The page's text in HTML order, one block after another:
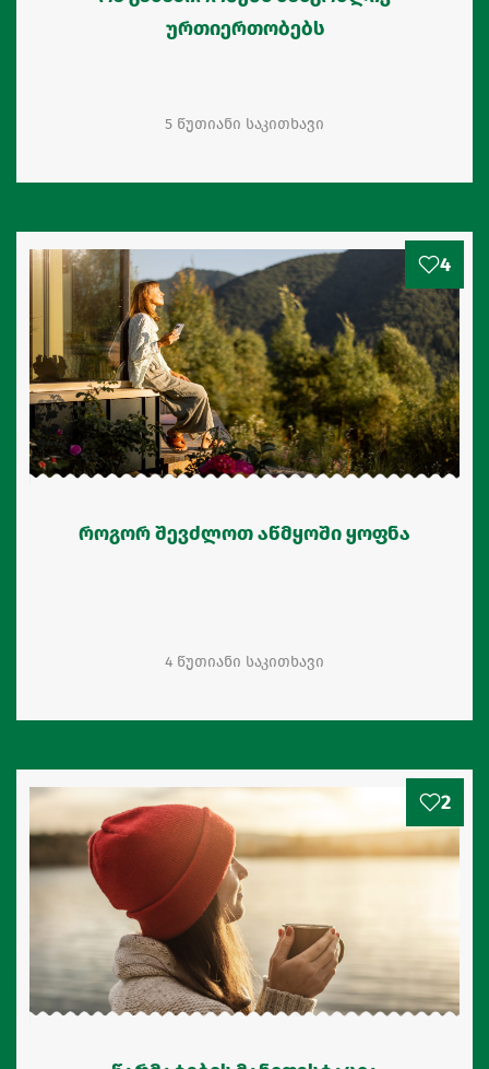
ურთიერთობებს
5 წუთიანი საკითხავი
4
როგორ შევძლოთ აწმყოში ყოფნა
4 წუთიანი საკითხავი
2